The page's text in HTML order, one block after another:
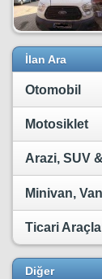
İlan Ara
Otomobil
Motosiklet
Arazi, SUV
Minivan,
Ticari
Diğer